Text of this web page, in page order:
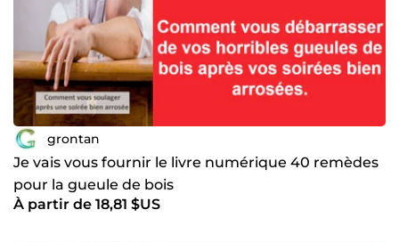
grontan
Je vais vous fournir le livre numérique 40 remèdes
pour la gueule de bois
À partir de 18,81 $US